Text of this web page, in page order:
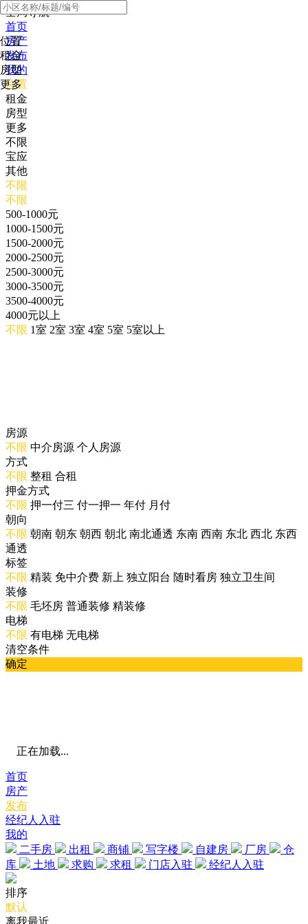
全局导航
首页
房产
发布
我的
位置
租金
房型
更多
位置
租金
房型
更多
不限
宝应
其他
不限
不限
500-1000元
1000-1500元
1500-2000元
2000-2500元
2500-3000元
3000-3500元
3500-4000元
4000元以上
不限 1室 2室 3室 4室 5室 5室以上
房源
不限 中介房源 个人房源
方式
不限 整租 合租
押金方式
不限 押一付三 付一押一 年付 月付
朝向
不限 朝南 朝东 朝西 朝北 南北通透 东南 西南 东北 西北 东西
通透
标签
不限 精装 免中介费 新上 独立阳台 随时看房 独立卫生间
装修
不限 毛坯房 普通装修 精装修
电梯
不限 有电梯 无电梯
清空条件
确定
正在加载...
首页
房产
发布
经纪人入驻
我的
二手房
出租 商铺 写字楼 自建房 厂房
仓
库
土地 求购 求租 门店入驻 经纪人入驻
排序
默认
离我最近